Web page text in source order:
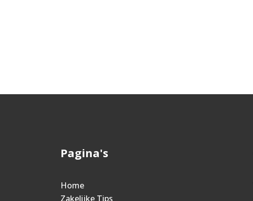
Pagina's
Home
Zakelijke Tips